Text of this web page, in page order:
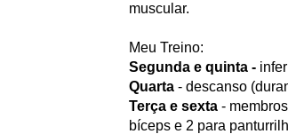
muscular.
Meu Treino:
Segunda e quinta -
Quarta - descanso
Terça e sexta -
bíceps e 2 para